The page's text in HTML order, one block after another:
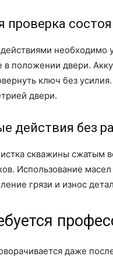
проверка
необходимо
в положении двери.
ключ без
двери.
действия без
скважины сжатым
Использование
грязи и износ
даже